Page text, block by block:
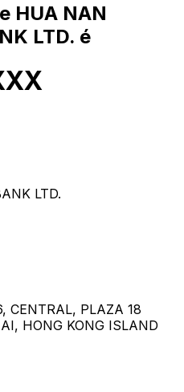
HUA NAN
LTD. é
LTD.
CENTRAL, PLAZA 18
HONG KONG ISLAND